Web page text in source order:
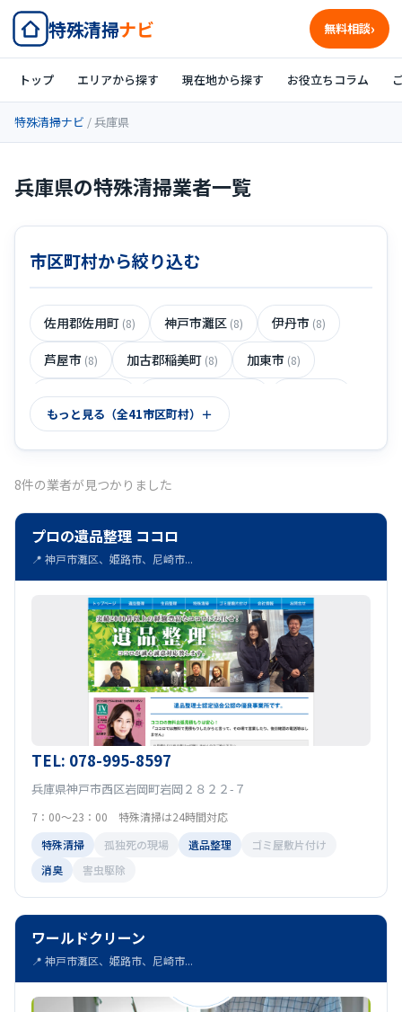
特殊清掃ナビ 無料相談
トップ エリアから探す 現在地から探す お役立ちコラム
特殊清掃ナビ / 兵庫県
兵庫県の特殊清掃業者一覧
市区町村から絞り込む
佐用郡佐用町 (8) 神戸市灘区 (8) 伊丹市 (8)
芦屋市 (8) 加古郡稲美町 (8) 加東市 (8)
丹波篠山市(8) 美方郡新温泉町
神崎郡神河町(8) 淡路市(8)
洲本市(8) 赤穂郡上郡町
三木市(8) 朝来市(8) 高砂市(8) 養父市(8)
美方郡香美町(8) 相生市(8) 明石市(8)
神崎郡市川町(8) 尼崎市(8) 多可郡多可町
(8) 揖保郡太子町(8) 豊岡市(8)
(8) 姫路市(8) 加古川市(8)
加古郡播磨町(8) 神崎郡福崎町
もっと見る（全41市区町村）
8件の業者が見つかりました
プロの遺品整理 ココロ
📍 神戸市灘区、姫路市、尼崎市...
TEL: 078-995-8597
兵庫県神戸市西区岩岡町岩岡２８２２-７
7：00～23：00 特殊清掃は24時間対応
特殊清掃
孤独死の現場 遺品整理
ゴミ屋敷片付け
消臭
害虫駆除
ワールドクリーン
📍 神戸市灘区、姫路市、尼崎市...